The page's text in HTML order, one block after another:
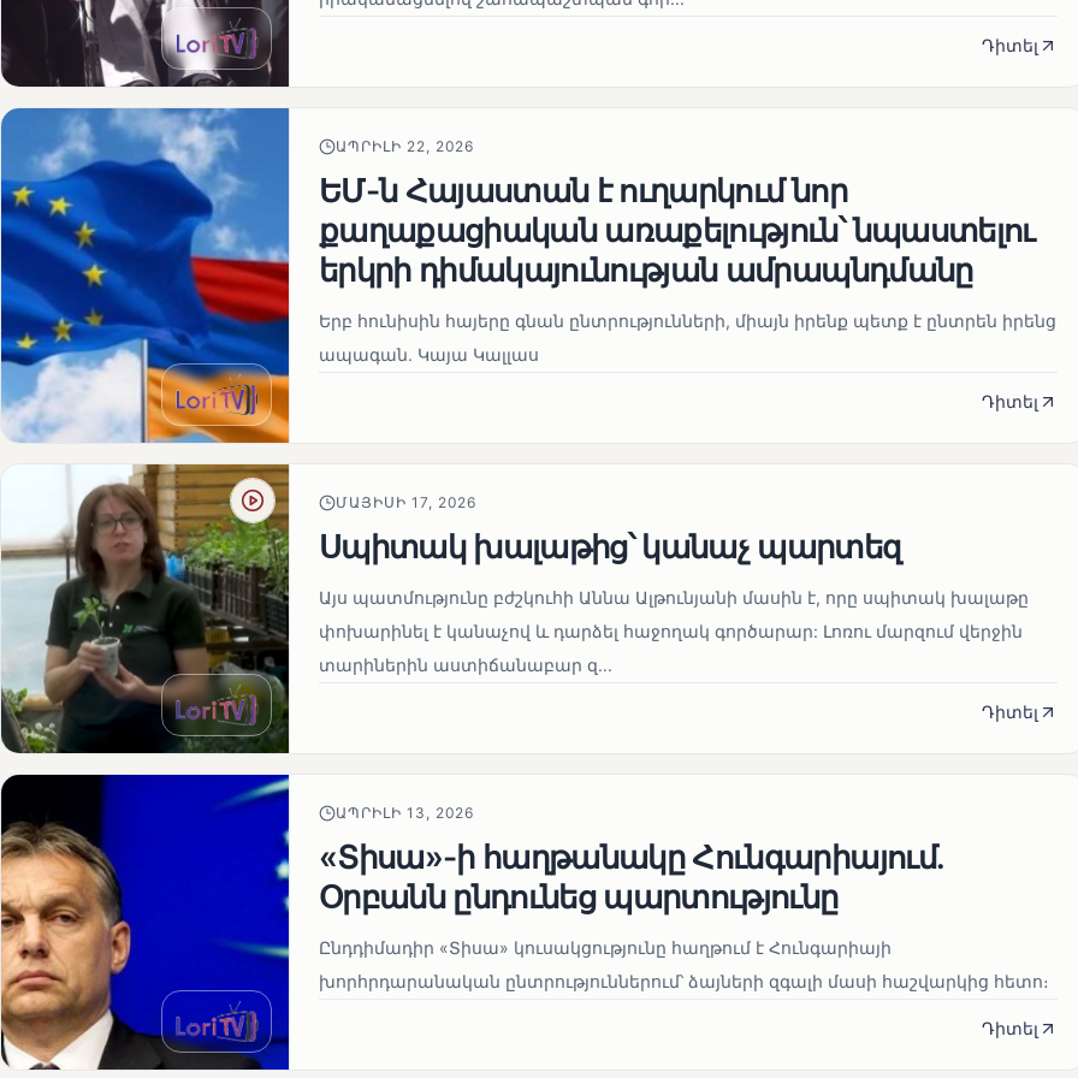
Դիտել
ԱՊՐԻԼԻ 22, 2026
ԵՄ-ն Հայաստան է ուղարկում նոր
քաղաքացիական առաքելություն՝ նպաստելու
երկրի դիմակայունության ամրապնդմանը
Երբ հունիսին հայերը գնան ընտրությունների, միայն իրենք պետք է ընտրեն իրենց
ապագան. Կայա Կալլաս
Դիտել
ՄԱՅԻՍԻ 17, 2026
Սպիտակ խալաթից՝ կանաչ պարտեզ
Այս պատմությունը բժշկուհի Աննա Ալթունյանի մասին է, որը սպիտակ խալաթը
փոխարինել է կանաչով և դարձել հաջողակ գործարար: Լոռու մարզում վերջին
տարիներին աստիճանաբար զ...
Դիտել
ԱՊՐԻԼԻ 13, 2026
«Տիսա»-ի հաղթանակը Հունգարիայում․
Օրբանն ընդունեց պարտությունը
Ընդդիմադիր «Տիսա» կուսակցությունը հաղթում է Հունգարիայի
խորհրդարանական ընտրություններում՝ ձայների զգալի մասի հաշվարկից հետո։
Դիտել